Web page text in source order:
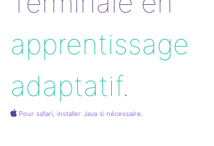
apprentissage
adaptatif.
Pour safari, installer Java si nécessaire.